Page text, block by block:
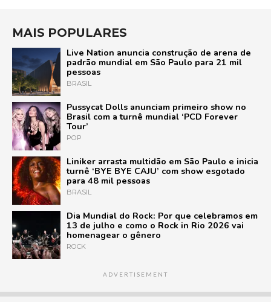
MAIS POPULARES
Live Nation anuncia construção de arena de
padrão mundial em São Paulo para 21 mil
pessoas
BRASIL
Pussycat Dolls anunciam primeiro show no
Brasil com a turnê mundial ‘PCD Forever
Tour’
POP
Liniker arrasta multidão em São Paulo e inicia
turnê ‘BYE BYE CAJU’ com show esgotado
para 48 mil pessoas
BRASIL
Dia Mundial do Rock: Por que celebramos em
13 de julho e como o Rock in Rio 2026 vai
homenagear o gênero
ROCK
ADVERTISEMENT